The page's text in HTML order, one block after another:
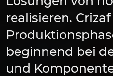
realisieren.
beginnend bei
und